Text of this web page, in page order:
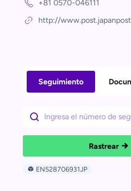
+81 0570-046111
http://
Seguimiento
Rastrear
EN528706931JP